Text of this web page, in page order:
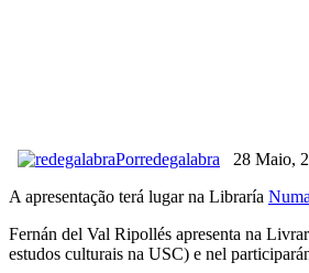
Porredegalabra
28 Maio,
A apresentação terá lugar na Libraría
Fernán del Val Ripollés apresenta na
estudos culturais na USC) e nel